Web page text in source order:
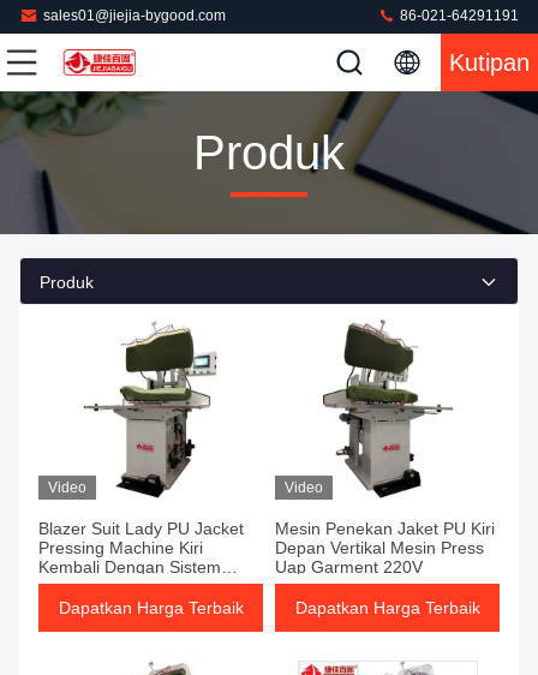
sales01@jiejia-bygood.com 86-021-64291191
Kutipan
Produk
Produk
Video
Blazer Suit Lady PU Jacket
Pressing Machine Kiri
Kembali Dengan Sistem
Pemanas Uap
Dapatkan Harga Terbaik
Video
Mesin Penekan Jaket PU Kiri
Depan Vertikal Mesin Press
Uap Garment 220V
Dapatkan Harga Terbaik